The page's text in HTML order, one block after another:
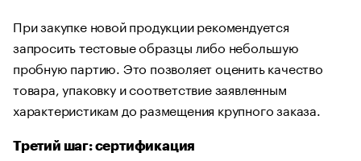
При закупке новой продукции рекомендуется
запросить тестовые образцы либо небольшую
пробную партию. Это позволяет оценить качество
товара, упаковку и соответствие заявленным
характеристикам до размещения крупного заказа.
Третий шаг: сертификация